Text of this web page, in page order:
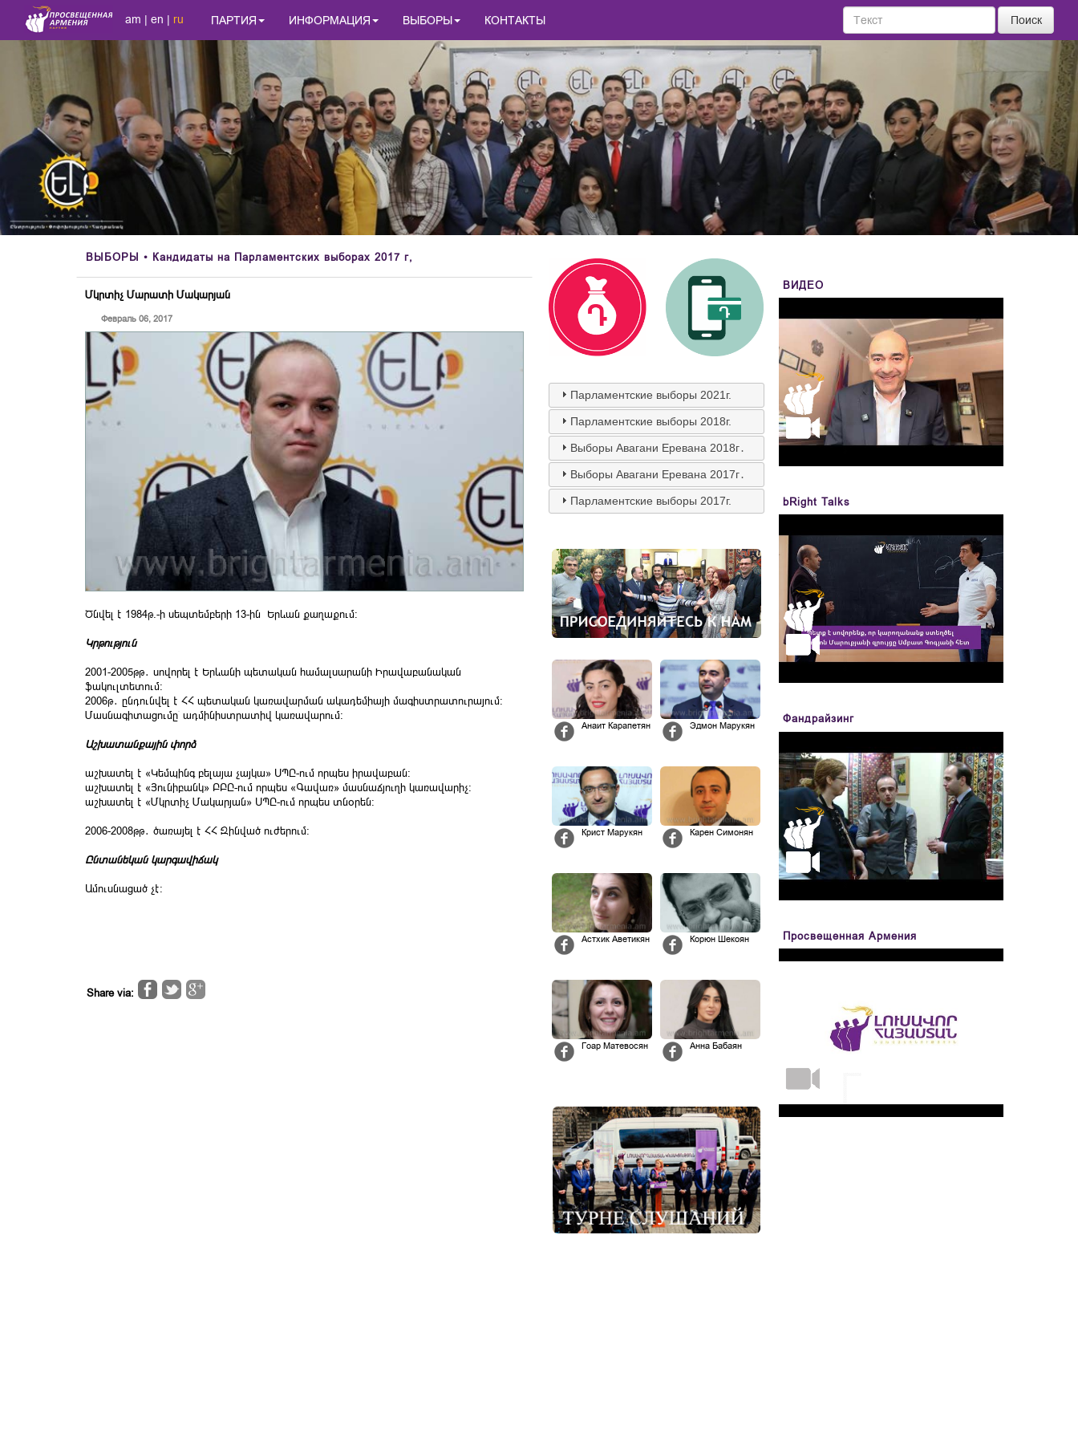
am | en | ru ПАРТИЯ ИНФОРМАЦИЯ ВЫБОРЫ КОНТАКТЫ Поиск
ВЫБОРЫ • Кандидаты на Парламентских выборах 2017 г,
Մկրտիչ Մարատի Մակարյան
Февраль 06, 2017
Ծնվել է 1984թ.-ի սեպտեմբերի 13-ին Երևան քաղաքում:
Կրթություն
2001-2005թթ․ սովորել է Երևանի պետական համալսարանի Իրավաբանական
ֆակուլտետում։
2006թ․ ընդունվել է ՀՀ պետական կառավարման ակադեմիայի մագիստրատուրայում։
Մասնագիտացումը՝ ադմինիստրատիվ կառավարում։
Աշխատանքային փորձ
աշխատել է «Կեմպինգ բելայա չայկա» ՍՊԸ-ում որպես իրավաբան։
աշխատել է «Յունիբանկ» ԲԲԸ-ում որպես «Գավառ» մասնաճյուղի կառավարիչ։
աշխատել է «Մկրտիչ Մակարյան» ՍՊԸ-ում որպես տնօրեն:
2006-2008թթ․ ծառայել է ՀՀ Զինված ուժերում։
Ընտանեկան կարգավիճակ
Ամուսնացած չէ։
Share via:
Парламентские выборы 2021г.
Парламентские выборы 2018г.
Выборы Авагани Еревана 2018г․
Выборы Авагани Еревана 2017г․
Парламентские выборы 2017г.
Анаит Карапетян Эдмон Марукян
Крист Марукян Карен Симонян
Астхик Аветикян Корюн Шекоян
Гоар Матевосян Анна Бабаян
ВИДЕО
bRight Talks
Фандрайзинг
Просвещенная Армения